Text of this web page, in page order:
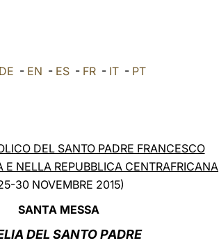
DE - EN - ES - FR - IT - PT
DEL SANTO PADRE FRANCESCO
E NELLA REPUBBLICA CENTRAFRICANA
30 NOVEMBRE 2015)
SANTA MESSA
DEL SANTO PADRE